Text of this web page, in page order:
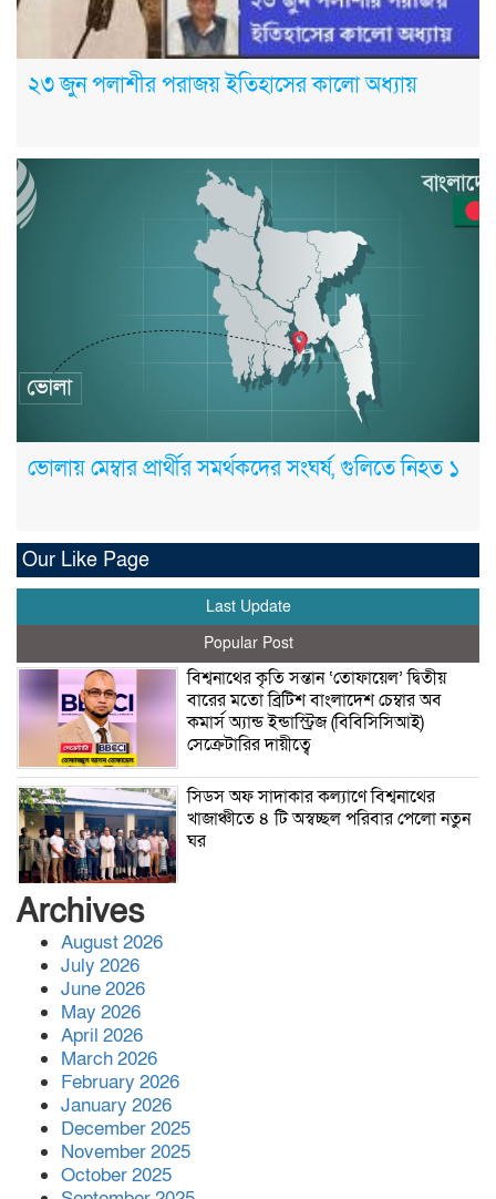
২৩ জুন পলাশীর পরাজয় ইতিহাসের কালো অধ্যায়
ভোলায় মেম্বার প্রার্থীর সমর্থকদের সংঘর্ষ, গুলিতে নিহত ১
Our Like Page
Last Update
Popular Post
বিশ্বনাথের কৃতি সন্তান ‘তোফায়েল’ দ্বিতীয়
বারের মতো ব্রিটিশ বাংলাদেশ চেম্বার অব
কমার্স অ্যান্ড ইন্ডাস্ট্রিজ (বিবিসিসিআই)
সেক্রেটারির দায়ীত্বে
সিডস অফ সাদাকার কল্যাণে বিশ্বনাথের
খাজাঞ্চীতে ৪ টি অস্বচ্ছল পরিবার পেলো নতুন
ঘর
সহকারী অধ্যাপক (পিডিয়াট্রিক্স) পদে পদোন্নতি
ইসলাম
Archives
August 2026
July 2026
June 2026
May 2026
April 2026
March 2026
February 2026
January 2026
December 2025
November 2025
October 2025